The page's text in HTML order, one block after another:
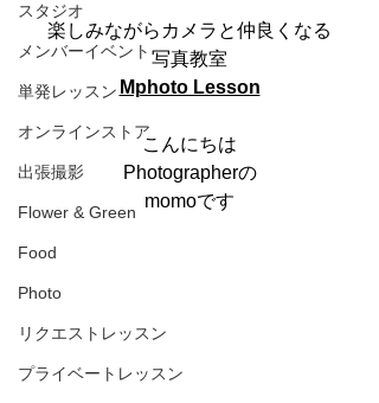
スタジオ
メンバーイベント
単発レッスン
オンラインストア
出張撮影
Flower & Green
Food
Photo
リクエストレッスン
プライベートレッスン
楽しみながらカメラと仲良くなる
写真教室
Mphoto Lesson
こんにちは
Photographerの
momoです